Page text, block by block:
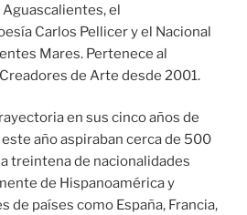
el
Carlos Pellicer y el Nacional
Mares. Pertenece al
de Arte desde 2001.
en sus cinco años de
año aspiraban cerca de 500
treintena de nacionalidades
de Hispanoamérica y
de países como España, Francia,